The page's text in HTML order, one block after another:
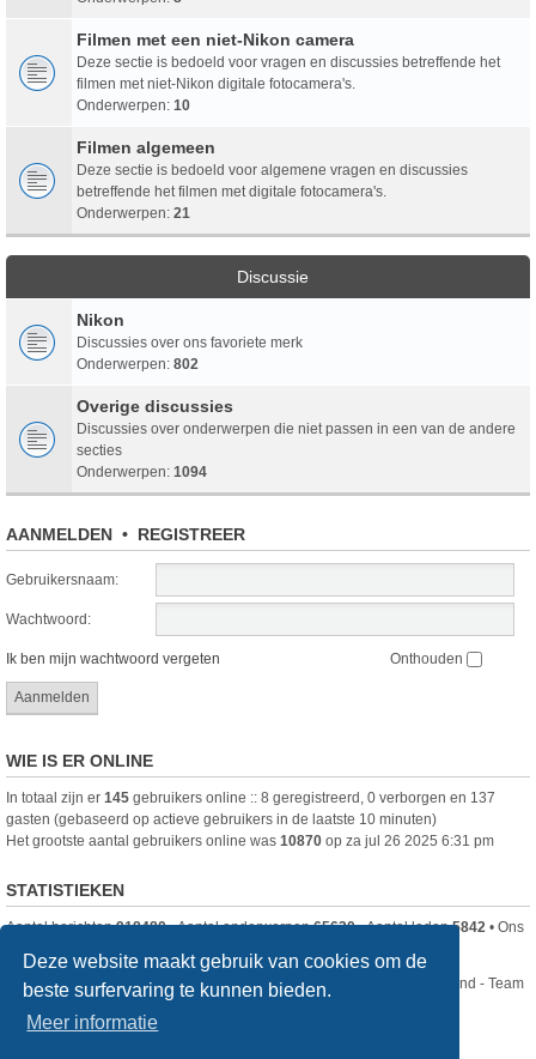
Deze website maakt gebruik van cookies om de
beste surfervaring te kunnen bieden.
Meer informatie
Filmen met een niet-Nikon camera
Deze sectie is bedoeld voor vragen en discussies betreffende het
filmen met niet-Nikon digitale fotocamera's.
Onderwerpen: 10
Filmen algemeen
Deze sectie is bedoeld voor algemene vragen en discussies
betreffende het filmen met digitale fotocamera's.
Onderwerpen: 21
Discussie
Nikon
Discussies over ons favoriete merk
Onderwerpen: 802
Overige discussies
Discussies over onderwerpen die niet passen in een van de andere
secties
Onderwerpen: 1094
AANMELDEN • REGISTREER
Gebruikersnaam:
Wachtwoord:
Ik ben mijn wachtwoord vergeten Onthouden
WIE IS ER ONLINE
In totaal zijn er 145 gebruikers online :: 8 geregistreerd, 0 verborgen en 137
gasten (gebaseerd op actieve gebruikers in de laatste 10 minuten)
Het grootste aantal gebruikers online was 10870 op za jul 26 2025 6:31 pm
STATISTIEKEN
Aantal berichten918480• Aantal onderwerpen65630• Aantal leden5842 • Ons
Nikon Club Nederland - Team
Forum